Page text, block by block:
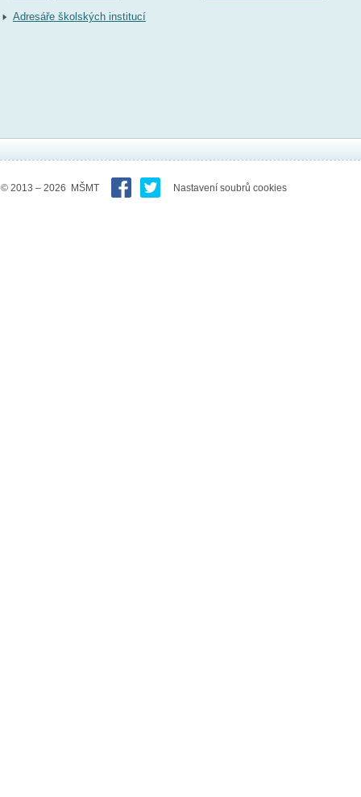
Adresáře školských institucí
© 2013 – 2026 MŠMT Nastavení soubrů cookies